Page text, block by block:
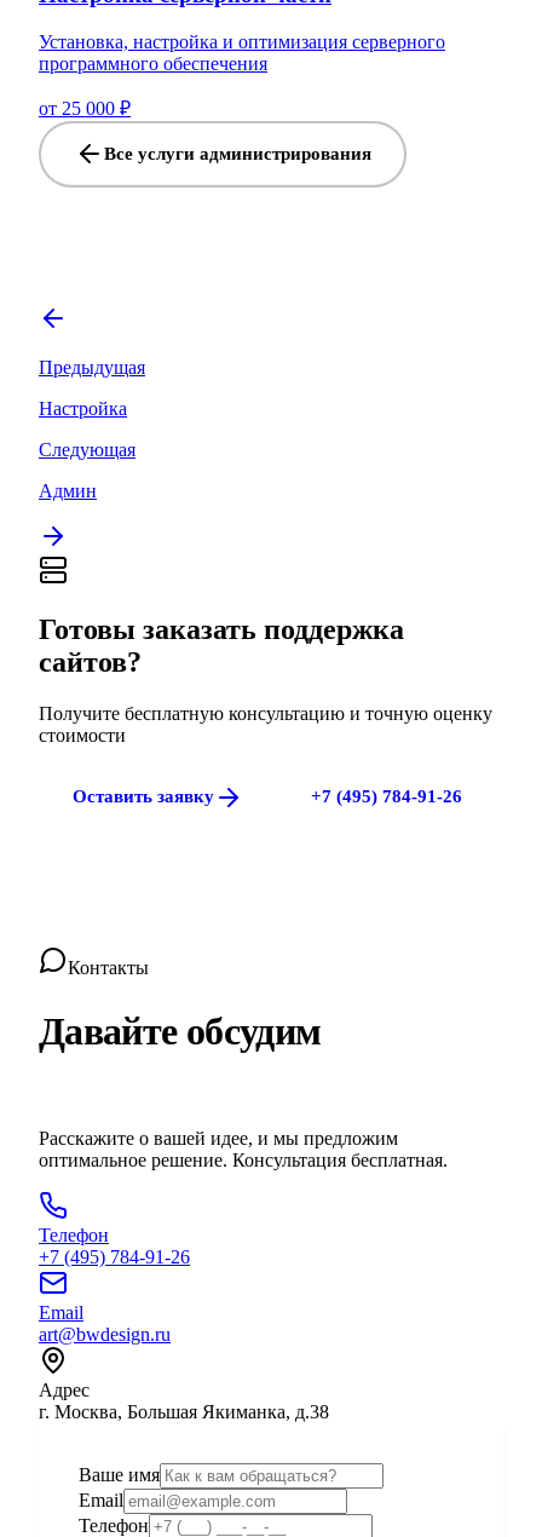
Установка, настройка и оптимизация серверного
программного обеспечения
от 25 000 ₽
Все услуги администрирования
Предыдущая
Настройка
Следующая
Админ
Готовы заказать поддержка
сайтов?
Получите бесплатную консультацию и точную оценку
стоимости
Оставить заявку +7 (495) 784-91-26
Контакты
Давайте обсудим
Расскажите о вашей идее, и мы предложим
оптимальное решение. Консультация бесплатная.
Телефон
+7 (495) 784-91-26
Email
art@bwdesign.ru
Адрес
г. Москва, Большая Якиманка, д.38
Ваше имя
Email
Телефон